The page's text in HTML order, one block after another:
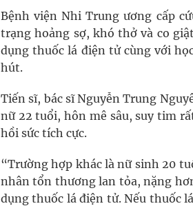
Bệnh viện Nhi Trung ương cấp
trạng hoảng sợ, khó thở và co
dụng thuốc lá điện tử cùng với
hút.
Tiến sĩ, bác sĩ Nguyễn Trung
nữ 22 tuổi, hôn mê sâu, suy tim
hồi sức tích cực.
“Trường hợp khác là nữ sinh 20
nhân tổn thương lan tỏa, nặng
dụng thuốc lá điện tử. Nếu thuốc